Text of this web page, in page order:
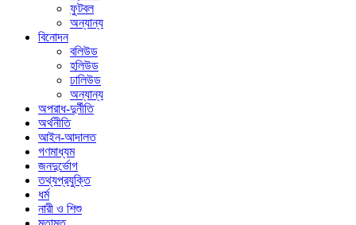
ফুটবল
অন্যান্য
বিনোদন
বলিউড
হলিউড
ঢালিউড
অন্যান্য
অপরাধ-দুর্নীতি
অর্থনীতি
আইন-আদালত
গণমাধ্যম
জনদুর্ভোগ
তথ্যপ্রযুক্তি
ধর্ম
নারী ও শিশু